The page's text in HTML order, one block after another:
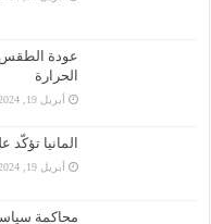
عودة الطقس
الحرارة
أبريل 19, 2024
المانيا
أبريل 19, 2024
محاكمة